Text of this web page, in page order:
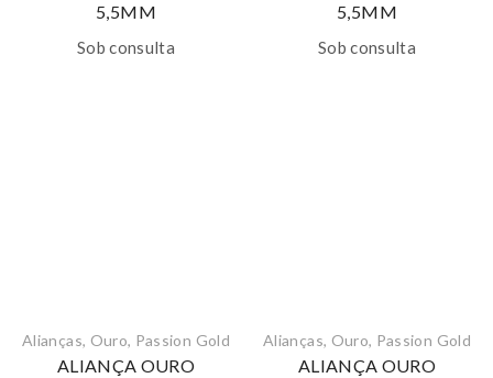
5,5MM
Sob consulta
5,5MM
Sob consulta
Alianças, Ouro, Passion Gold
ALIANÇA OURO
Alianças, Ouro, Passion Gold
ALIANÇA OURO